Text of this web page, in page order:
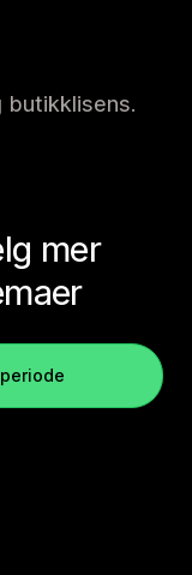
butikklisens.
mer